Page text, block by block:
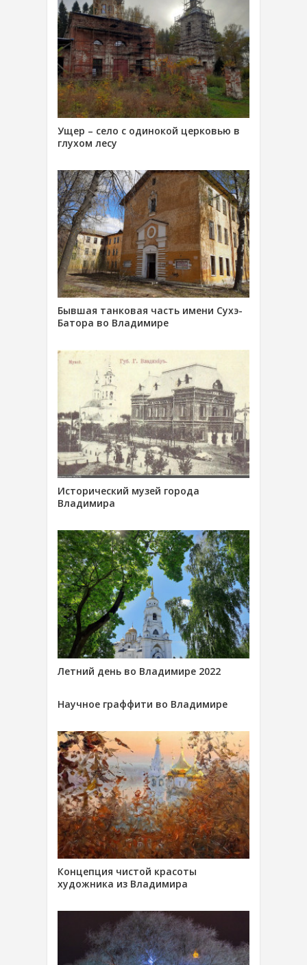
Ущер – село с одинокой церковью в
глухом лесу
Бывшая танковая часть имени Сухэ-
Батора во Владимире
Исторический музей города
Владимира
Летний день во Владимире 2022
Научное граффити во Владимире
Концепция чистой красоты
художника из Владимира